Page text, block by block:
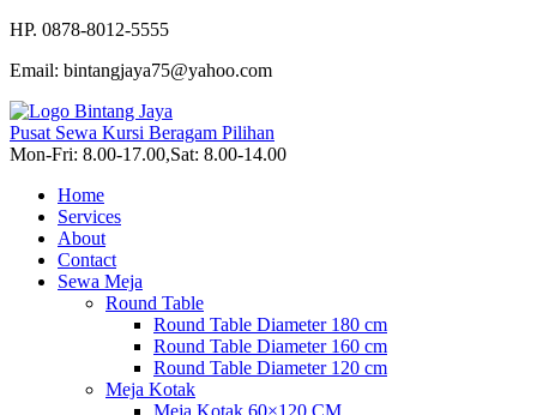
HP. 0878-8012-5555
Email: bintangjaya75@yahoo.com
Pusat Sewa Kursi Beragam Pilihan
Mon-Fri: 8.00-17.00,Sat: 8.00-14.00
Home
Services
About
Contact
Sewa Meja
Round Table
Round Table Diameter 180 cm
Round Table Diameter 160 cm
Round Table Diameter 120 cm
Meja Kotak
Meja Kotak 60×120 CM